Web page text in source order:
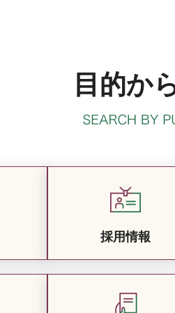
目的か
採用情報